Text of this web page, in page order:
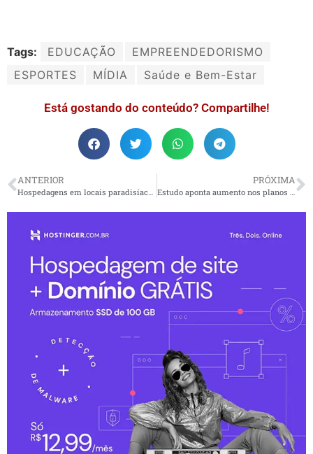
Tags: EDUCAÇÃO
EMPREENDEDORISMO
ESPORTES
MÍDIA Saúde e Bem-Estar
Está gostando do conteúdo? Compartilhe!
ANTERIOR PRÓXIMA